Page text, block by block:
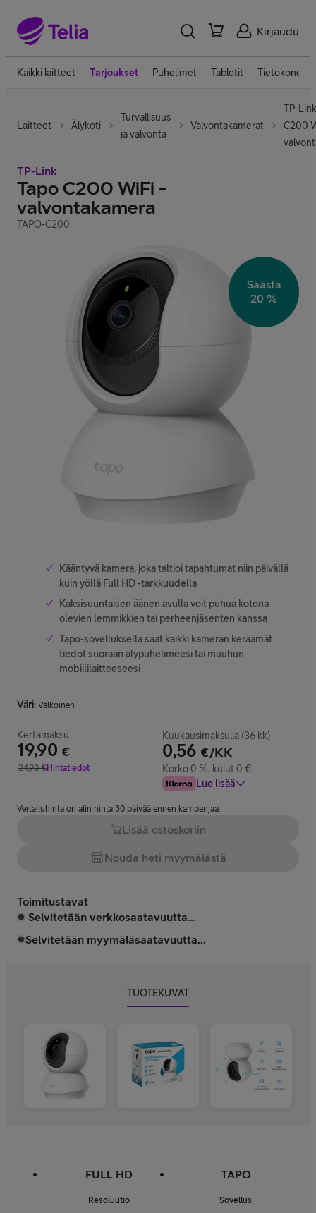
Kirjaudu
Kaikki laitteet Tarjoukset Puhelimet Tabletit Tietokoneet
Laitteet Älykoti
Turvallisuus
ja valvonta
Valvontakamerat
TP-
C200
Säästä
20 %
TP-Link
Tapo C200 WiFi -
valvontakamera
TAPO-C200
Kääntyvä kamera, joka taltioi tapahtumat niin päivällä
kuin yöllä Full HD -tarkkuudella
Kaksisuuntaisen äänen avulla voit puhua kotona
olevien lemmikkien tai perheenjäsenten kanssa
Tapo-sovelluksella saat kaikki kameran keräämät
tiedot suoraan älypuhelimeesi tai muuhun
mobiililaitteeseesi
Väri: Valkoinen
Kertamaksu
19,90 €
Hinta 19,90 €
24,90€
Vertailuhinta 24,90 €
Hintatiedot
Kuukausimaksulla (36 kk)
0,56 €/KK
Korko 0 %, kulut 0 €
Lue lisää
Vertailuhinta on alin hinta 30 päivää ennen kampanjaa.
Lisää ostoskoriin
Nouda heti myymälästä
Toimitustavat
Selvitetään verkkosaatavuutta...
Selvitetään myymäläsaatavuutta...
TUOTEKUVAT
FULL HD
Resoluutio
TAPO
Sovellus